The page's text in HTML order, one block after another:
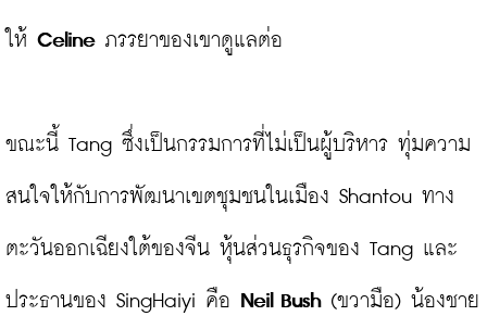
ให้ Celine ภรรยาของเขาดูแลต่อ
ขณะนี้ Tang ซึ่งเป็นกรรมการที่ไม่เป็นผู้บริหาร ทุ่มความ
สนใจให้กับการพัฒนาเขตชุมชนในเมือง Shantou ทาง
ตะวันออกเฉียงใต้ของจีน หุ้นส่วนธุรกิจของ Tang และ
ประธานของ SingHaiyi คือ Neil Bush (ขวามือ) น้องชาย